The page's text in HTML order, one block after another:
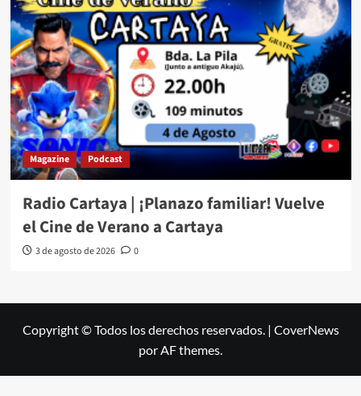
Magazine Podcast
Radio Cartaya | ¡Planazo familiar! Vuelve
el Cine de Verano a Cartaya
3 de agosto de 2026 0
Copyright © Todos los derechos reservados. | CoverNews
por AF themes.